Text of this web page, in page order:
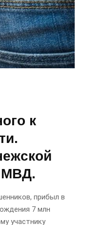
к
МВД.
прибыл в
7 млн
участнику